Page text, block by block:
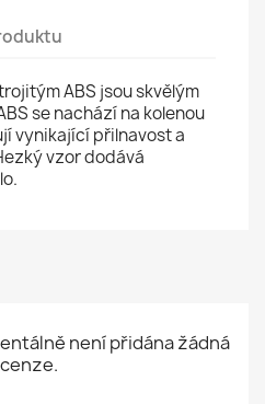
ABS jsou skvělým
se nachází na kolenou
vynikající přilnavost a
vzor dodává
není přidána žádná